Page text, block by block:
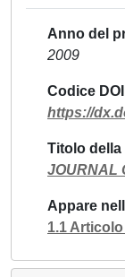
Anno del
2009
Codice DOI
https://
Titolo della
JOURNAL
Appare
1.1